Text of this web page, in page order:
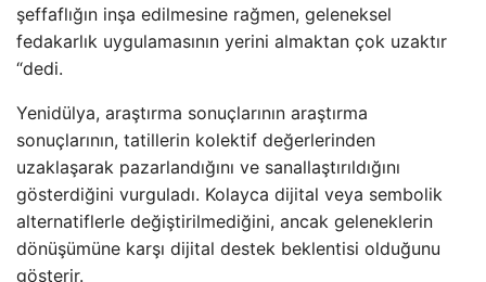
şeffaflığın inşa edilmesine rağmen, geleneksel
fedakarlık uygulamasının yerini almaktan çok uzaktır
“dedi.
Yenidülya, araştırma sonuçlarının araştırma
sonuçlarının, tatillerin kolektif değerlerinden
uzaklaşarak pazarlandığını ve sanallaştırıldığını
gösterdiğini vurguladı. Kolayca dijital veya sembolik
alternatiflerle değiştirilmediğini, ancak geleneklerin
dönüşümüne karşı dijital destek beklentisi olduğunu
gösterir.